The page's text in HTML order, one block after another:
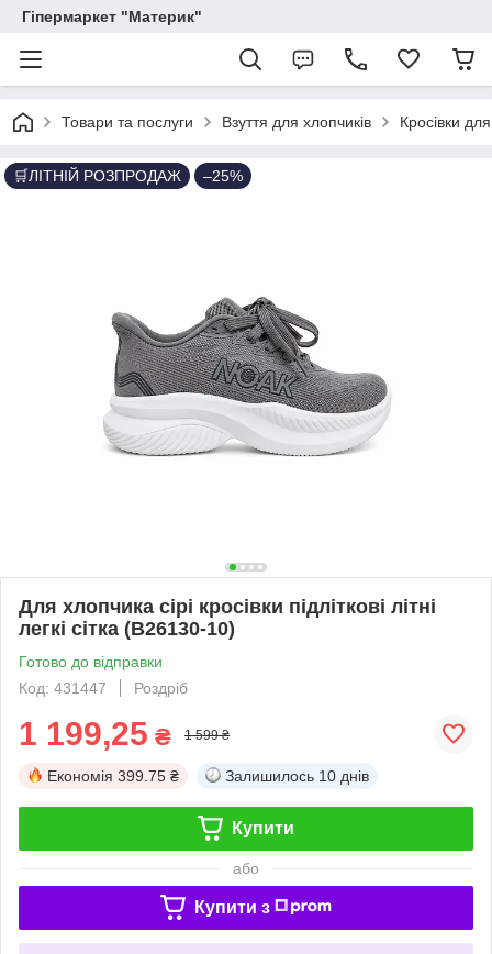
Гіпермаркет "Материк"
Товари та послуги Взуття для хлопчиків Кросівки
🛒ЛІТНІЙ РОЗПРОДАЖ –25%
Для хлопчика сірі кросівки підліткові літні
легкі сітка (B26130-10)
Готово до відправки
Код: 431447
Роздріб
1 199,25 ₴ 1 599 ₴
Економія 399.75 ₴ Залишилось 10 днів
Купити
або
Купити з